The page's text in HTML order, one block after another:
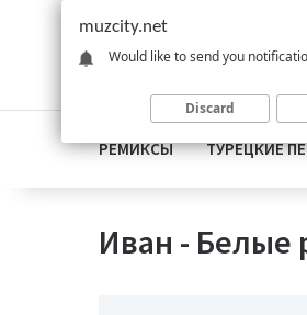
РЕМИКСЫ ТУРЕЦКИЕ
Иван - Белые
muzcity.net
Would like to send you
Discard